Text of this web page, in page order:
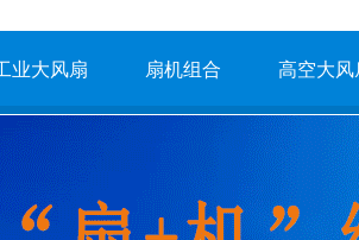
业大风扇 扇机组合 高空大风